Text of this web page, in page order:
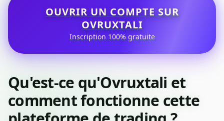
OUVRIR UN COMPTE SUR
OVRUXTALI
Inscription 100% gratuite
Qu'est-ce qu'Ovruxtali et
comment fonctionne cette